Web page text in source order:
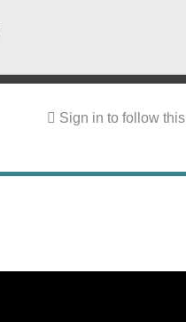
Sign in to follow this